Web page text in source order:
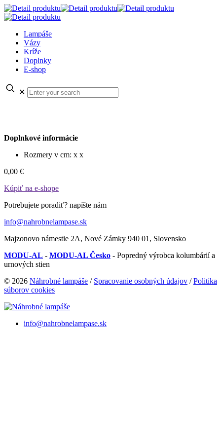
Lampáše
Vázy
Kríže
Doplnky
E-shop
✕
Doplnkové informácie
Rozmery v cm: x x
0,00 €
Kúpiť na e-shope
Potrebujete poradiť? napíšte nám
info@nahrobnelampase.sk
Majzonovo námestie 2A, Nové Zámky 940 01, Slovensko
MODU-AL - MODU-AL Česko - Popredný výrobca kolumbárií a
urnových stien
© 2026 Náhrobné lampáše / Spracovanie osobných údajov /Politika
súborov cookies
info@nahrobnelampase.sk